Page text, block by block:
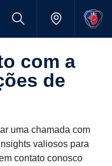
de
uma chamada com
valiosos para
contato conosco